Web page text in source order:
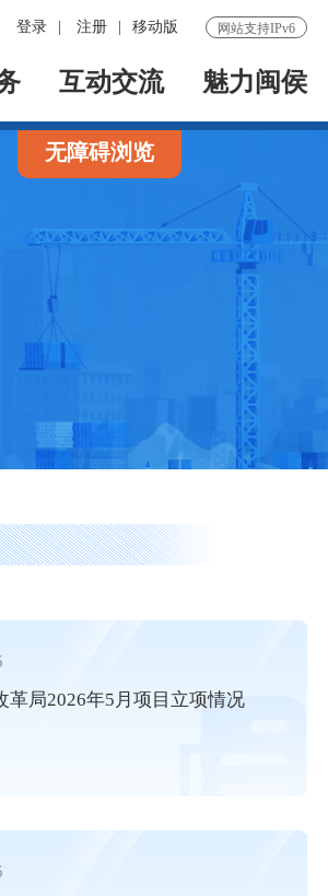
网站支持IPv6
登录 注册 移动版
互动交流 魅力闽侯
无障碍浏览
革局2026年5月项目立项情况